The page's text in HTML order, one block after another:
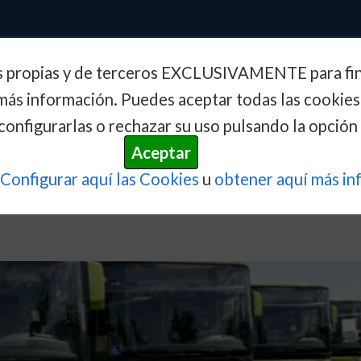
y de terceros EXCLUSIVAMENTE para
información. Puedes aceptar todas las
o rechazar su uso pulsando la opción
Aceptar
Configurar aquí las Cookies u obtener aquí más
Inicio Actualidad Conoce
conexiones de transporte